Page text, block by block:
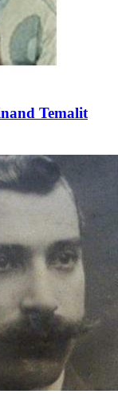
Temalit